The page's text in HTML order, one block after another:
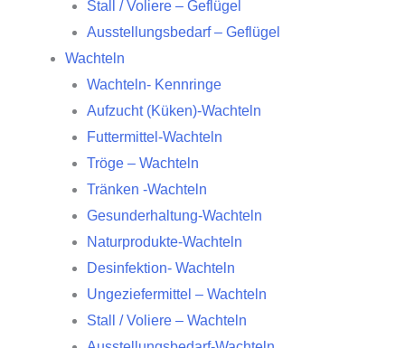
Stall / Voliere – Geflügel
Ausstellungsbedarf – Geflügel
Wachteln
Wachteln- Kennringe
Aufzucht (Küken)-Wachteln
Futtermittel-Wachteln
Tröge – Wachteln
Tränken -Wachteln
Gesunderhaltung-Wachteln
Naturprodukte-Wachteln
Desinfektion- Wachteln
Ungeziefermittel – Wachteln
Stall / Voliere – Wachteln